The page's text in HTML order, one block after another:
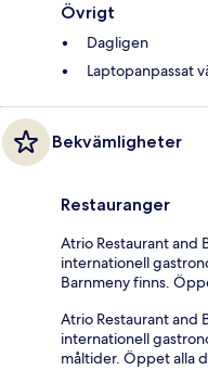
Övrigt
Dagligen
Laptopanpassat
Bekvämligheter
Restauranger
Atrio Restaurant and
internationell
Barnmeny finns.
Atrio Restaurant and
internationell
måltider. Öppet alla